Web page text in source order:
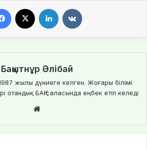
Бақытнұр Әлібай
жылы дүниеге келген. Жоғары білімі
отандық БАҚ саласында еңбек етіп келеді
te